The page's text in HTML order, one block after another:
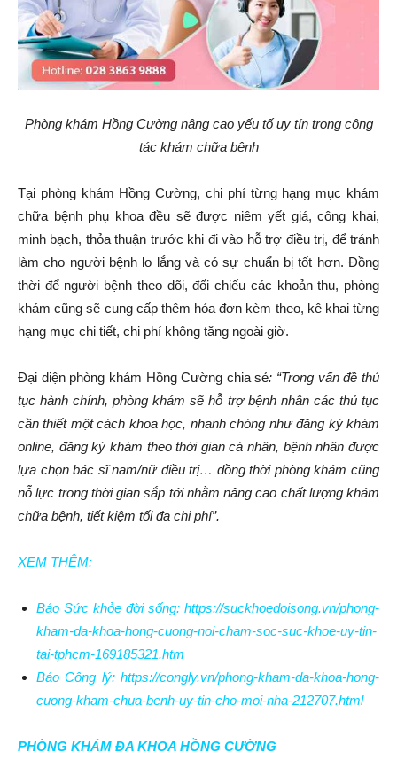
Phòng khám Hồng Cường nâng cao yếu tố uy tín trong công
tác khám chữa bệnh
Tại phòng khám Hồng Cường, chi phí từng hạng mục khám
chữa bệnh phụ khoa đều sẽ được niêm yết giá, công khai,
minh bạch, thỏa thuận trước khi đi vào hỗ trợ điều trị, để tránh
làm cho người bệnh lo lắng và có sự chuẩn bị tốt hơn. Đồng
thời để người bệnh theo dõi, đối chiếu các khoản thu, phòng
khám cũng sẽ cung cấp thêm hóa đơn kèm theo, kê khai từng
hạng mục chi tiết, chi phí không tăng ngoài giờ.
Đại diện phòng khám Hồng Cường chia sẻ: “Trong vấn đề thủ
tục hành chính, phòng khám sẽ hỗ trợ bệnh nhân các thủ tục
cần thiết một cách khoa học, nhanh chóng như đăng ký khám
online, đăng ký khám theo thời gian cá nhân, bệnh nhân được
lựa chọn bác sĩ nam/nữ điều trị… đồng thời phòng khám cũng
nỗ lực trong thời gian sắp tới nhằm nâng cao chất lượng khám
chữa bệnh, tiết kiệm tối đa chi phí”.
XEM THÊM:
Báo Sức khỏe đời sống: https://suckhoedoisong.vn/phong-
kham-da-khoa-hong-cuong-noi-cham-soc-suc-khoe-uy-tin-
tai-tphcm-169185321.htm
Báo Công lý: https://congly.vn/phong-kham-da-khoa-hong-
cuong-kham-chua-benh-uy-tin-cho-moi-nha-212707.html
PHÒNG KHÁM ĐA KHOA HỒNG CƯỜNG